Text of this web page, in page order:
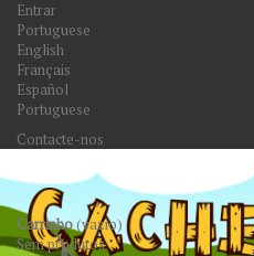
Entrar
Portuguese
English
Français
Español
Portuguese
Contacte-nos
Carrinho(vazio)
Sem produtos